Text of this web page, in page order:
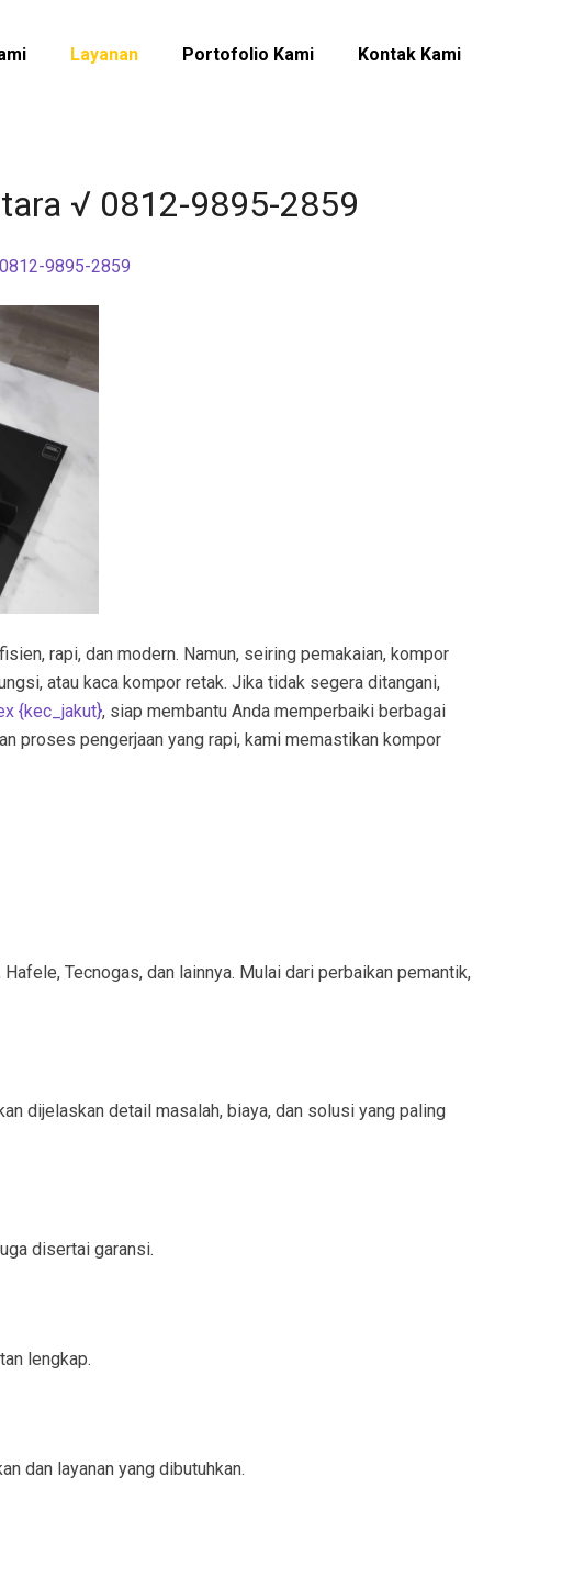
Layanan Portofolio Kami Kontak Kami
√ 0812-9895-2859
9895-2859
rapi, dan modern. Namun, seiring pemakaian, kompor
atau kaca kompor retak. Jika tidak segera ditangani,
{kec_jakut}, siap membantu Anda memperbaiki berbagai
proses pengerjaan yang rapi, kami memastikan kompor
Tecnogas, dan lainnya. Mulai dari perbaikan pemantik,
dijelaskan detail masalah, biaya, dan solusi yang paling
disertai garansi.
lengkap.
dan layanan yang dibutuhkan.